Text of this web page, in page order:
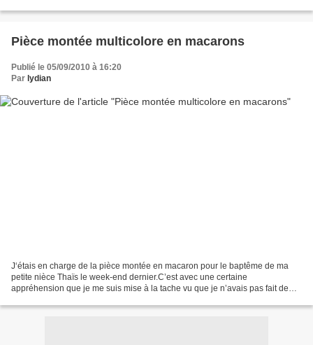
Pièce montée multicolore en macarons
Publié le 05/09/2010 à 16:20
Par lydian
J‘étais en charge de la pièce montée en macaron pour le baptême de ma
petite nièce Thaïs le week-end dernier.C’est avec une certaine
appréhension que je me suis mise à la tache vu que je n’avais pas fait de